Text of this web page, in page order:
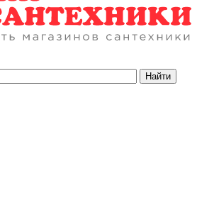
Найти